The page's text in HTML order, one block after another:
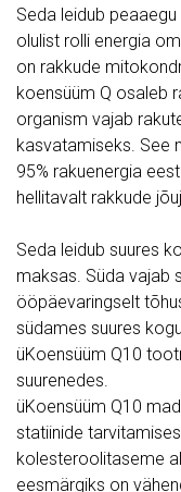
Seda leidub
olulist rolli energia
on rakkude
koensüüm Q osaleb
organism vajab
kasvatamiseks. See
95% rakuenergia
hellitavalt rakkude
Seda leidub suures
maksas. Süda vajab
ööpäevaringselt
südames suures
üKoensüüm Q10
suurenedes.
üKoensüüm Q10
statiinide
kolesteroolitaseme
eesmärgiks on